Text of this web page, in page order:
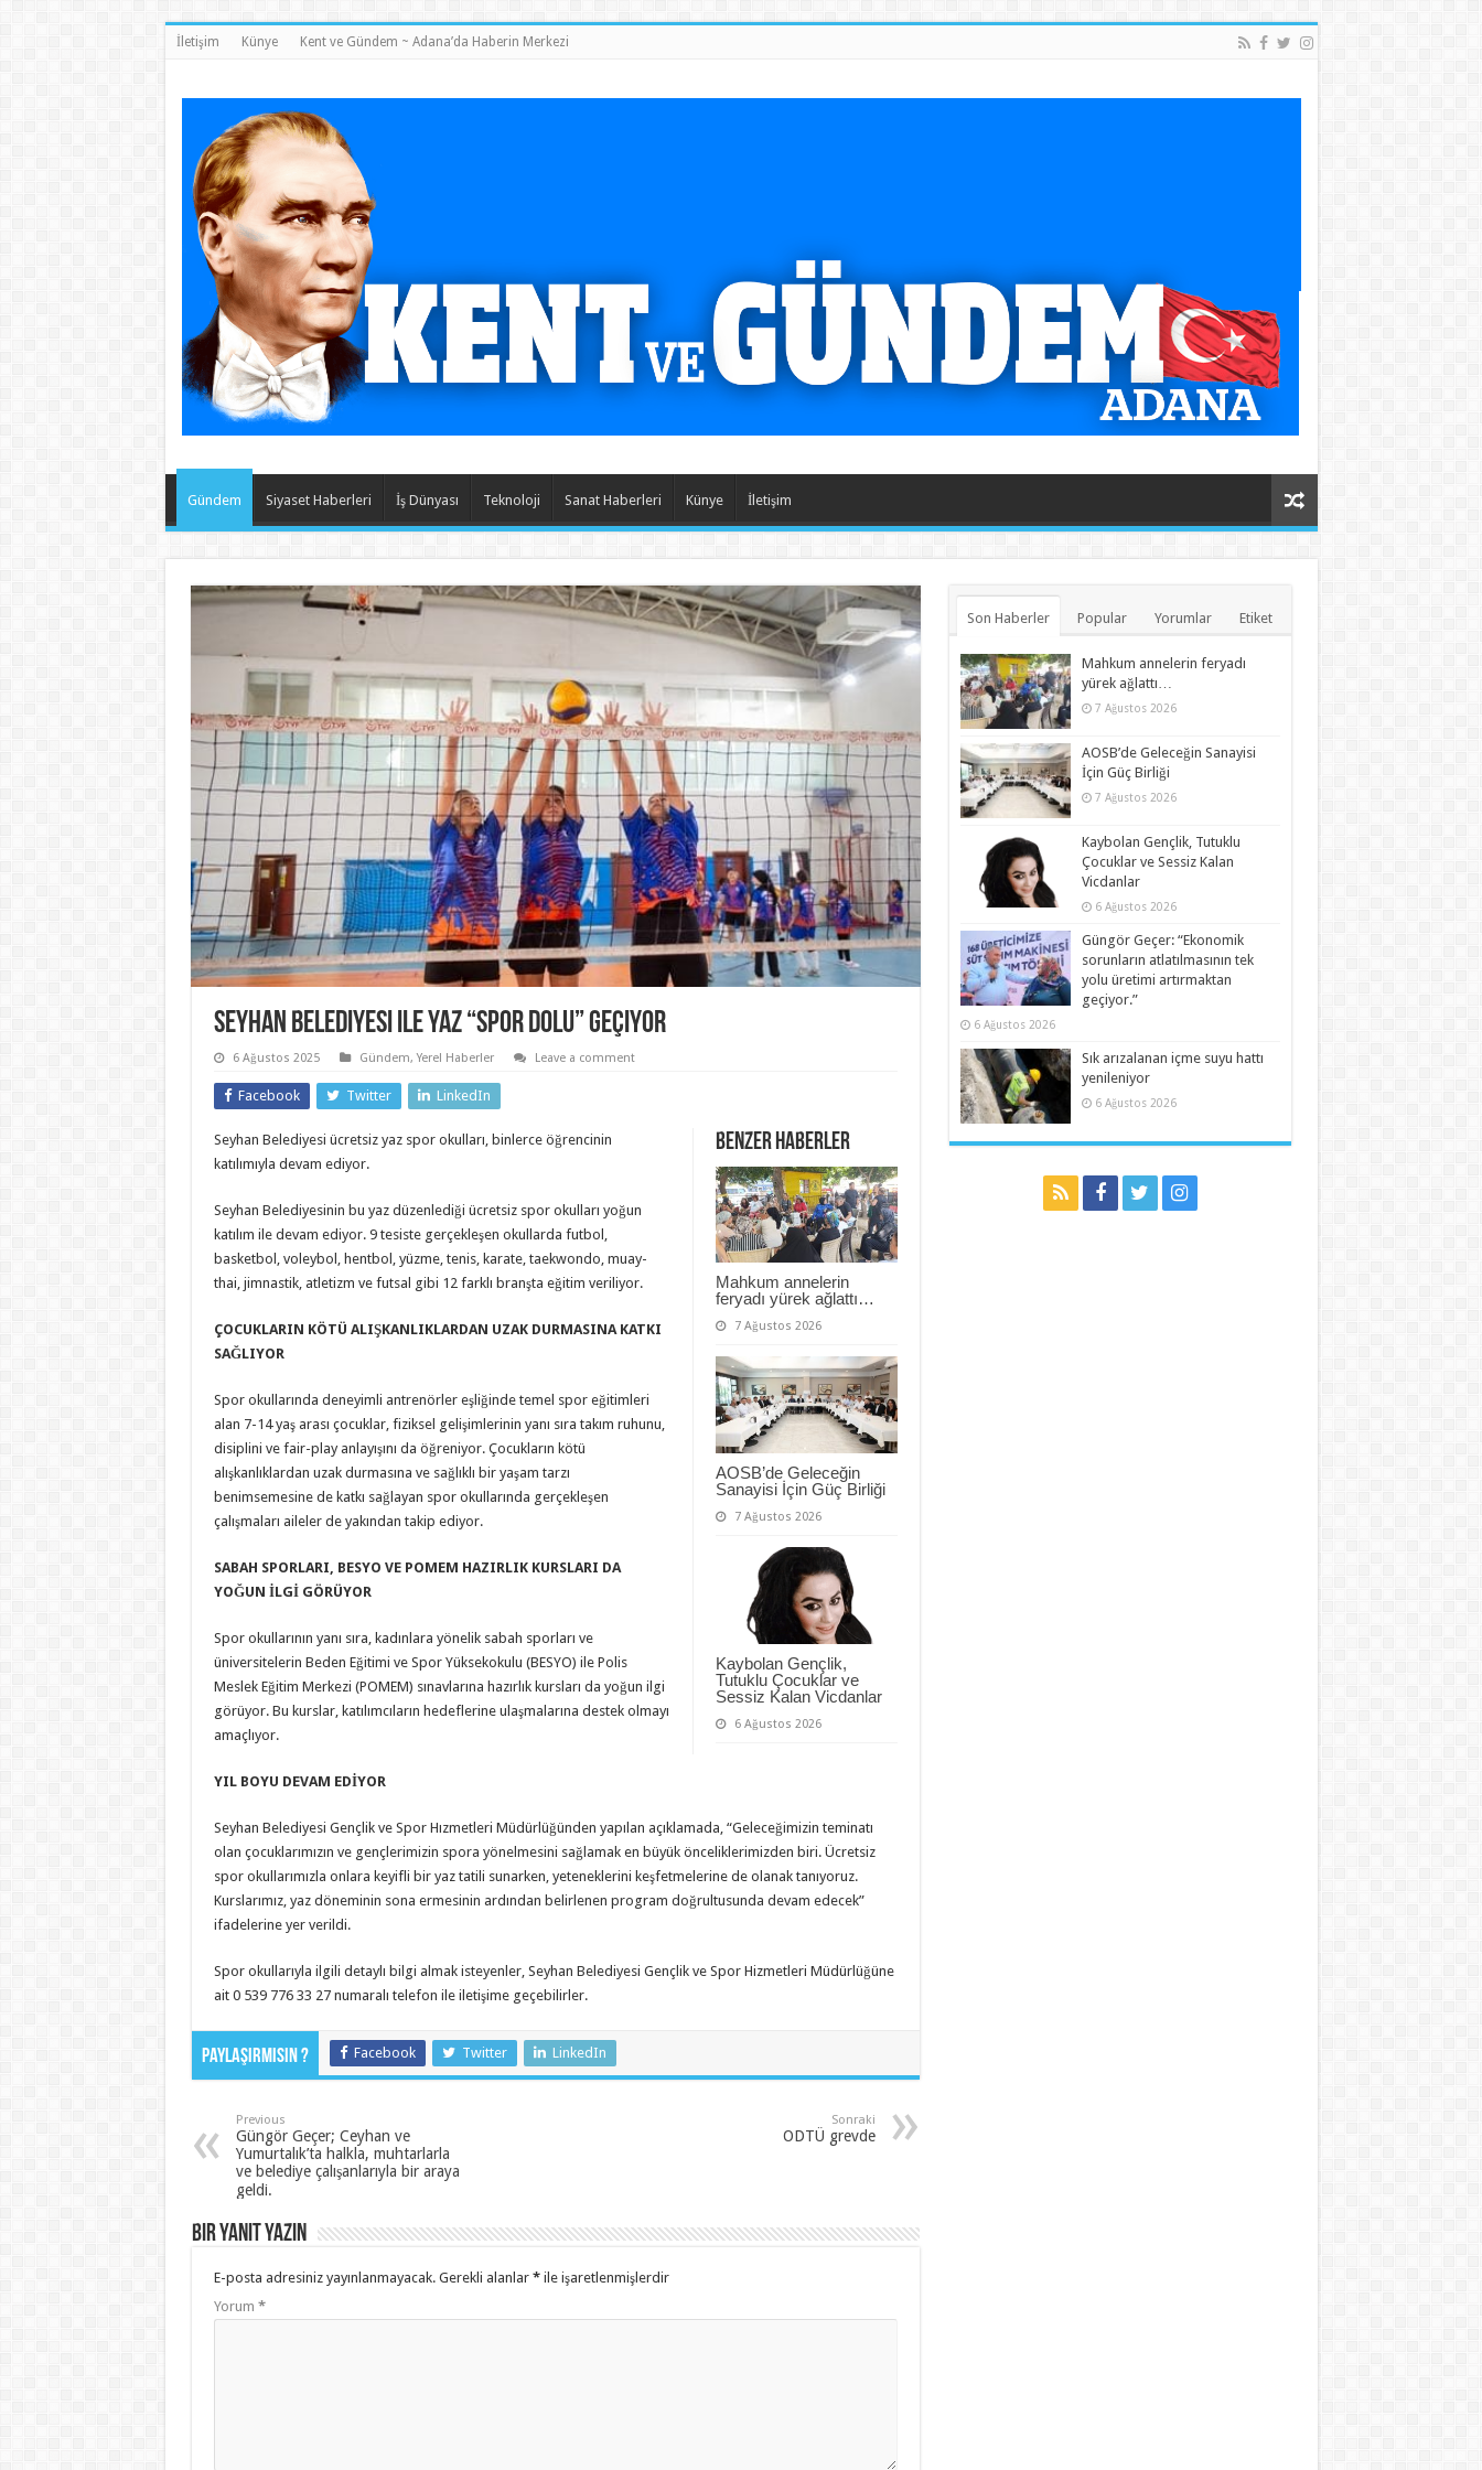
İletişim Künye Kent ve Gündem ~ Adana’da Haberin Merkezi
Gündem Siyaset Haberleri İş Dünyası Teknoloji Sanat Haberleri Künye İletişim
Seyhan Belediyesi ile Yaz “Spor Dolu” Geçiyor
6 Ağustos 2025 Gündem,Yerel Haberler Leave a comment
Facebook Twitter LinkedIn
Benzer Haberler
Mahkum annelerin
feryadı yürek ağlattı…
7 Ağustos 2026
AOSB’de Geleceğin
Sanayisi İçin Güç Birliği
7 Ağustos 2026
Kaybolan Gençlik,
Tutuklu Çocuklar ve
Sessiz Kalan Vicdanlar
6 Ağustos 2026
Seyhan Belediyesi ücretsiz yaz spor okulları, binlerce öğrencinin
katılımıyla devam ediyor.
Seyhan Belediyesinin bu yaz düzenlediği ücretsiz spor okulları yoğun
katılım ile devam ediyor. 9 tesiste gerçekleşen okullarda futbol,
basketbol, voleybol, hentbol, yüzme, tenis, karate, taekwondo, muay-
thai, jimnastik, atletizm ve futsal gibi 12 farklı branşta eğitim veriliyor.
ÇOCUKLARIN KÖTÜ ALIŞKANLIKLARDAN UZAK DURMASINA KATKI
SAĞLIYOR
Spor okullarında deneyimli antrenörler eşliğinde temel spor eğitimleri
alan 7-14 yaş arası çocuklar, fiziksel gelişimlerinin yanı sıra takım ruhunu,
disiplini ve fair-play anlayışını da öğreniyor. Çocukların kötü
alışkanlıklardan uzak durmasına ve sağlıklı bir yaşam tarzı
benimsemesine de katkı sağlayan spor okullarında gerçekleşen
çalışmaları aileler de yakından takip ediyor.
SABAH SPORLARI, BESYO VE POMEM HAZIRLIK KURSLARI DA
YOĞUN İLGİ GÖRÜYOR
Spor okullarının yanı sıra, kadınlara yönelik sabah sporları ve
üniversitelerin Beden Eğitimi ve Spor Yüksekokulu (BESYO) ile Polis
Meslek Eğitim Merkezi (POMEM) sınavlarına hazırlık kursları da yoğun ilgi
görüyor. Bu kurslar, katılımcıların hedeflerine ulaşmalarına destek olmayı
amaçlıyor.
YIL BOYU DEVAM EDİYOR
Seyhan Belediyesi Gençlik ve Spor Hızmetleri Müdürlüğünden yapılan açıklamada, “Geleceğimizin teminatı
olan çocuklarımızın ve gençlerimizin spora yönelmesini sağlamak en büyük önceliklerimizden biri. Ücretsiz
spor okullarımızla onlara keyifli bir yaz tatili sunarken, yeteneklerini keşfetmelerine de olanak tanıyoruz.
Kurslarımız, yaz döneminin sona ermesinin ardından belirlenen program doğrultusunda devam edecek”
ifadelerine yer verildi.
Spor okullarıyla ilgili detaylı bilgi almak isteyenler, Seyhan Belediyesi Gençlik ve Spor Hizmetleri Müdürlüğüne
ait 0 539 776 33 27 numaralı telefon ile iletişime geçebilirler.
Paylaşırmısın ? Facebook Twitter LinkedIn
Previous
Güngör Geçer; Ceyhan ve
Yumurtalık’ta halkla, muhtarlarla
ve belediye çalışanlarıyla bir araya
geldi.
Sonraki
ODTÜ grevde
Bir yanıt yazın
E-posta adresiniz yayınlanmayacak. Gerekli alanlar *ile işaretlenmişlerdir
Yorum *
Son Haberler Popular Yorumlar Etiket
Mahkum annelerin feryadı
yürek ağlattı…
7 Ağustos 2026
AOSB’de Geleceğin Sanayisi
İçin Güç Birliği
7 Ağustos 2026
Kaybolan Gençlik, Tutuklu
Çocuklar ve Sessiz Kalan
Vicdanlar
6 Ağustos 2026
Güngör Geçer: “Ekonomik
sorunların atlatılmasının tek
yolu üretimi artırmaktan
geçiyor.”
6 Ağustos 2026
Sık arızalanan içme suyu hattı
yenileniyor
6 Ağustos 2026